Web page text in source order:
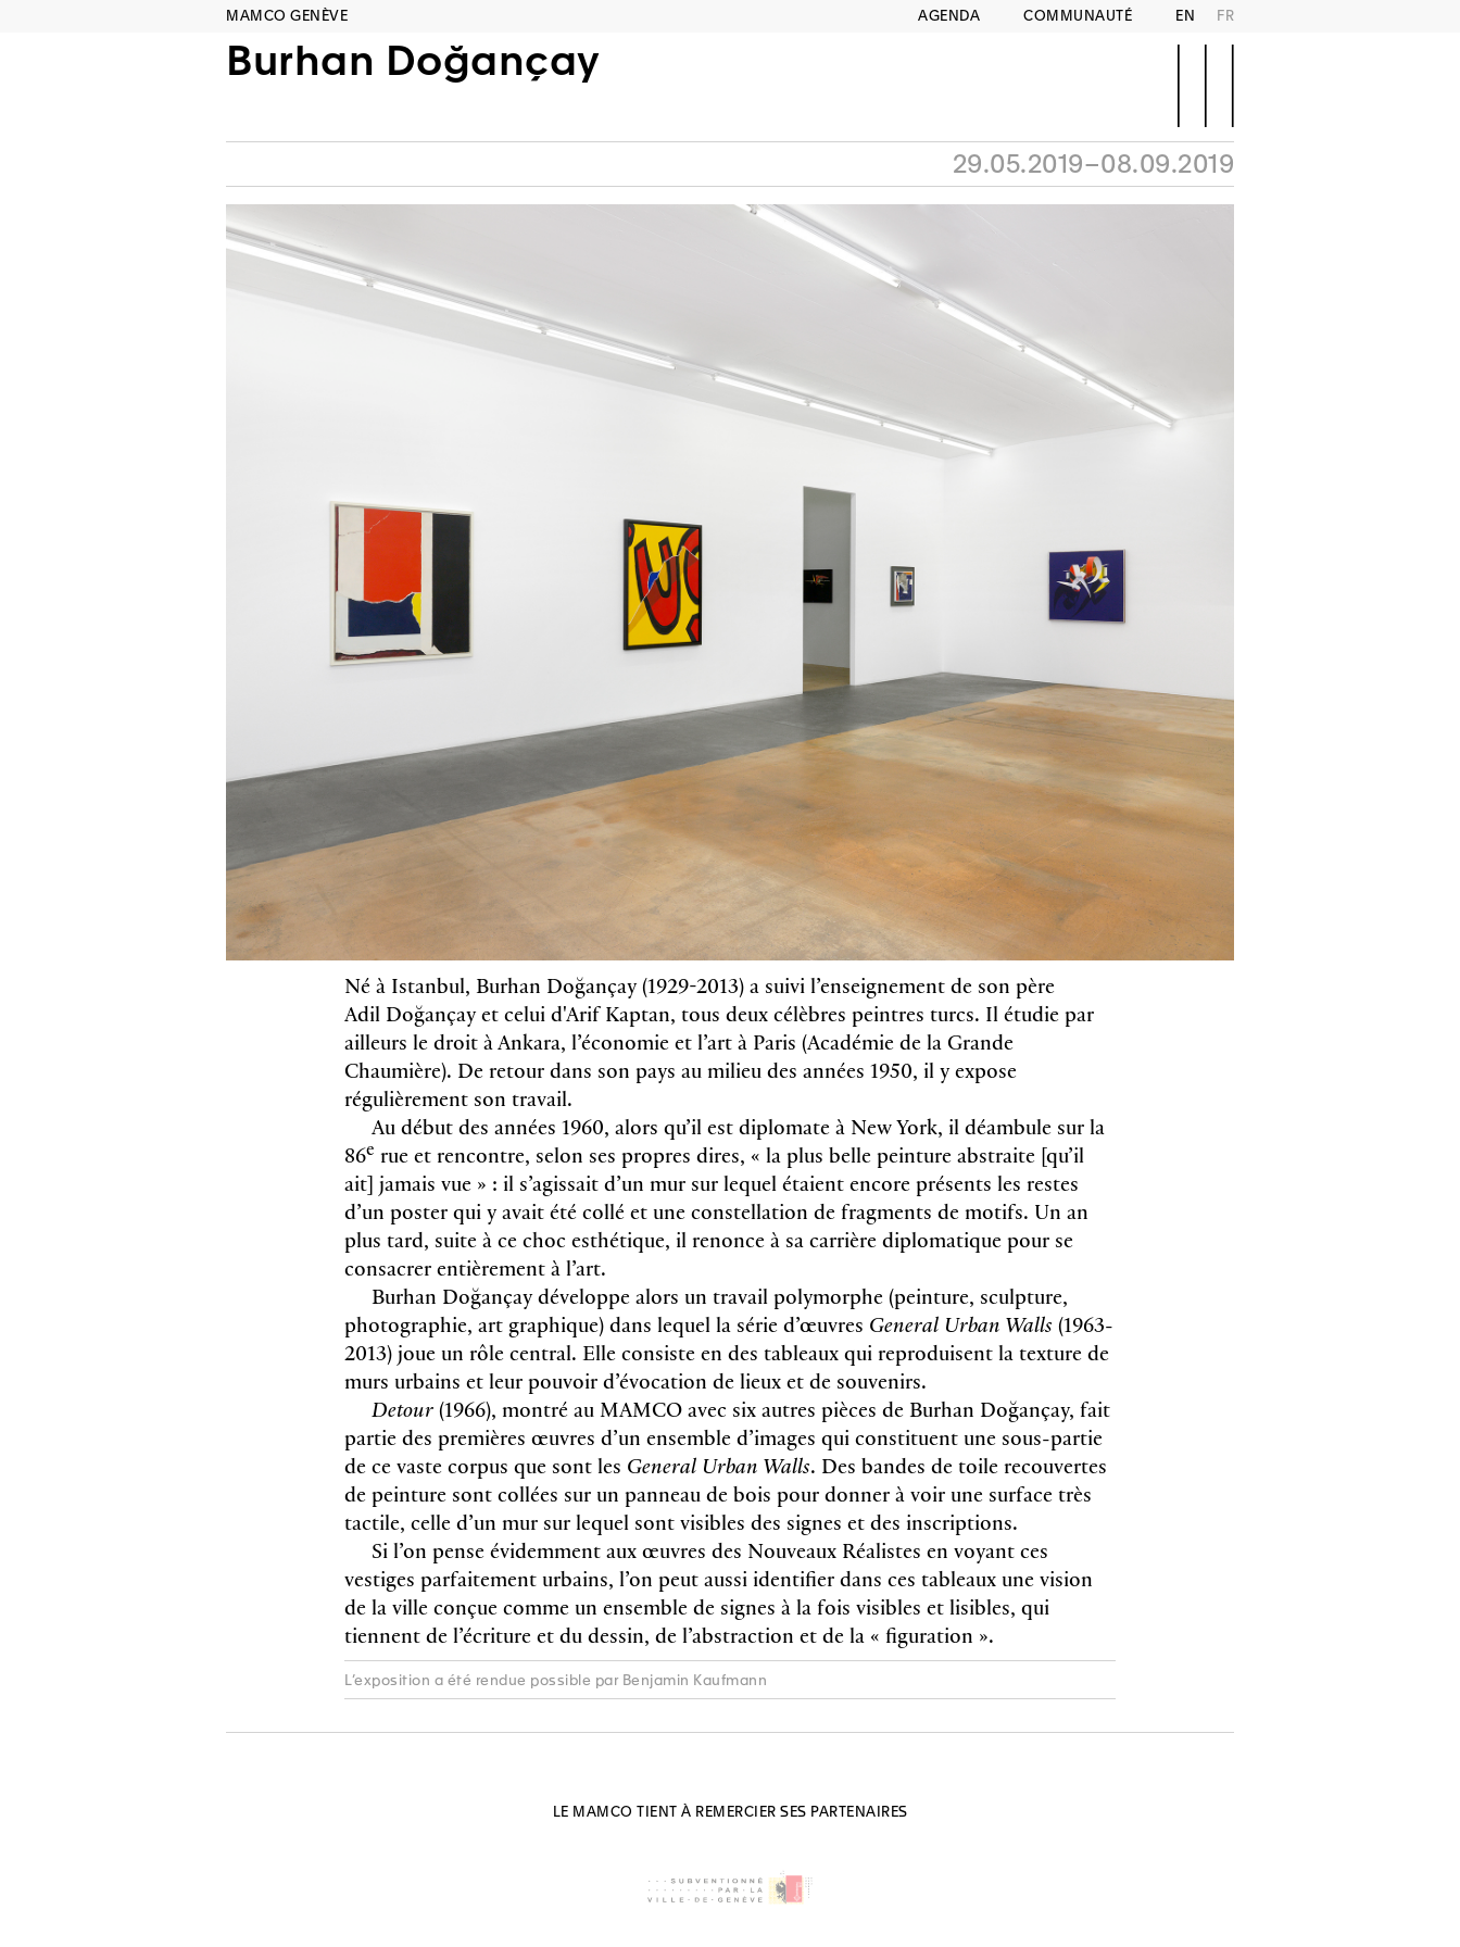
MAMCO GENÈVE AGENDA COMMUNAUTÉ EN FR
Burhan Doğançay
29.05.2019–08.09.2019
Né à Istanbul, Burhan Doğançay (1929-2013) a suivi l’enseignement de son père
Adil Doğançay et celui d'Arif Kaptan, tous deux célèbres peintres turcs. Il étudie par
ailleurs le droit à Ankara, l’économie et l’art à Paris (Académie de la Grande
Chaumière). De retour dans son pays au milieu des années 1950, il y expose
régulièrement son travail.
Au début des années 1960, alors qu’il est diplomate à New York, il déambule sur la
86e rue et rencontre, selon ses propres dires, « la plus belle peinture abstraite [qu’il
ait] jamais vue » : il s’agissait d’un mur sur lequel étaient encore présents les restes
d’un poster qui y avait été collé et une constellation de fragments de motifs. Un an
plus tard, suite à ce choc esthétique, il renonce à sa carrière diplomatique pour se
consacrer entièrement à l’art.
Burhan Doğançay développe alors un travail polymorphe (peinture, sculpture,
photographie, art graphique) dans lequel la série d’œuvres General Urban Walls (1963-
2013) joue un rôle central. Elle consiste en des tableaux qui reproduisent la texture de
murs urbains et leur pouvoir d’évocation de lieux et de souvenirs.
Detour(1966), montré au MAMCO avec six autres pièces de Burhan Doğançay, fait
partie des premières œuvres d’un ensemble d’images qui constituent une sous-partie
de ce vaste corpus que sont les General Urban Walls. Des bandes de toile recouvertes
de peinture sont collées sur un panneau de bois pour donner à voir une surface très
tactile, celle d’un mur sur lequel sont visibles des signes et des inscriptions.
Si l’on pense évidemment aux œuvres des Nouveaux Réalistes en voyant ces
vestiges parfaitement urbains, l’on peut aussi identifier dans ces tableaux une vision
de la ville conçue comme un ensemble de signes à la fois visibles et lisibles, qui
tiennent de l’écriture et du dessin, de l’abstraction et de la « figuration ».
L’exposition a été rendue possible par Benjamin Kaufmann
LE MAMCO TIENT À REMERCIER SES PARTENAIRES